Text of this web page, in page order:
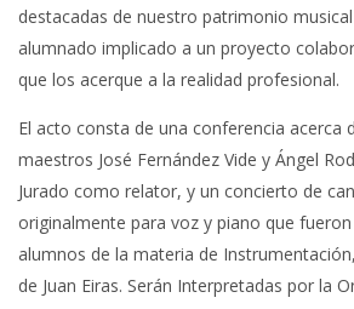
destacadas de nuestro patrimonio
alumnado implicado a un proyecto
que los acerque a la realidad profesional.
El acto consta de una conferencia acerca
maestros José Fernández Vide y Ángel
Jurado como relator, y un concierto de
originalmente para voz y piano que
alumnos de la materia de
de Juan Eiras. Serán Interpretadas por la